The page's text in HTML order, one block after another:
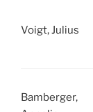
Voigt, Julius
Bamberger,